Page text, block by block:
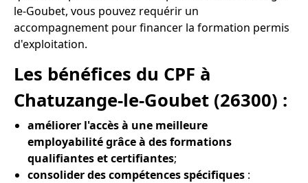
le-Goubet, vous pouvez requérir un
accompagnement pour financer la formation permis
d'exploitation.
Les bénéfices du CPF à
Chatuzange-le-Goubet (26300) :
améliorer l'accès à une meilleure
employabilité grâce à des formations
qualifiantes et certifiantes;
consolider des compétences spécifiques :